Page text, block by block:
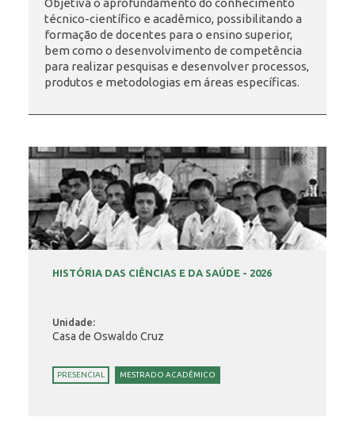
INSCRIÇÃO E SELEÇÃO
CONTATO
Objetiva o aprofundamento do conhecimento
técnico-científico e acadêmico, possibilitando a
formação de docentes para o ensino superior,
bem como o desenvolvimento de competência
para realizar pesquisas e desenvolver processos,
produtos e metodologias em áreas específicas.
HISTÓRIA DAS CIÊNCIAS E DA SAÚDE - 2026
Unidade:
Casa de Oswaldo Cruz
PRESENCIAL MESTRADO ACADÊMICO